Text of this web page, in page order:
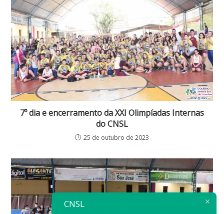
7º dia e encerramento da XXI Olimpíadas Internas
do CNSL
25 de outubro de 2023
CNSL